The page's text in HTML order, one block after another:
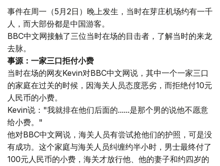
事件在周一（5月2日）晚上发生，当时在芽庄机场约有一千
人，而大部份都是中国游客。
BBC中文网接触了三位当时在场的目击者，了解当时的来龙
去脉。
事源：一家三口拒付小费
当时在场的网友Kevin对BBC中文网说，其中一个一家三口
的家庭在过关的时候，因海关人员态度恶劣，而拒绝付10元
人民币的小费。
Kevin说："我就排在他们后面的......是那个男的说他不愿意
给小费。"
他对BBC中文网说，海关人员有尝试抢他们的护照，可是没
有成功。这个家庭与海关人员纠缠约半小时，男士最终付了
100元人民币的小费，海关才放行他、他的妻子和约四岁的